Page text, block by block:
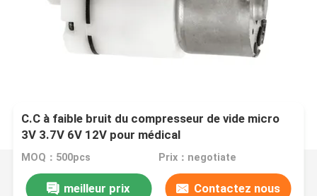
C.C à faible bruit du compresseur de vide micro
3V 3.7V 6V 12V pour médical
MOQ：500pcs Prix：negotiate
meilleur prix Contactez nous